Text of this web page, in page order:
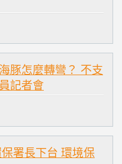
豚怎麼轉彎？ 不支
記者會
保署長下台 環境保